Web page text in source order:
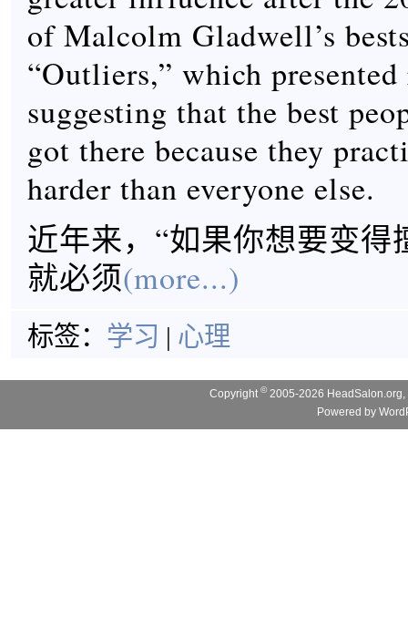
of Malcolm Gladwell’s
“Outliers,” which presented
suggesting that the best
got there because they
harder than everyone else.
近年来，“如果你想要变得
就必须(more...)
标签： 学习 | 心理
Copyright© 2005-2026
Powered by